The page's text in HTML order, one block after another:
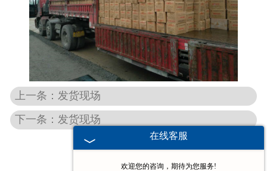
工程案例
厂容厂貌
联系我们
上一条：发货现场
下一条：发货现场
在线客服
欢迎您的咨询，期待为您服务!